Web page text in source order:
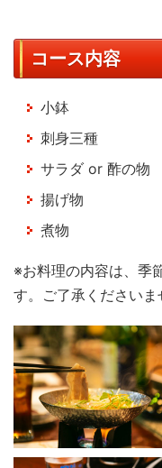
コース内容
小鉢
刺身三種
サラダ or 酢の物
揚げ物
煮物
※お料理の内容は、季
す。ご了承くださいま